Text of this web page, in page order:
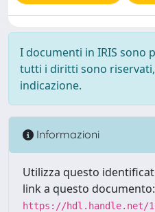
I documenti in IRIS sono
tutti i diritti sono
indicazione.
Informazioni
Utilizza questo
link a questo documento:
https://hdl.handle.net/